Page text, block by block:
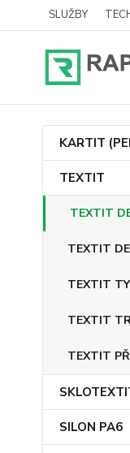
SLUŽBY
KARTIT
TEXTIT
TEXTIT
TEXTIT
TEXTIT
TEXTIT
TEXTIT
SILON PA6